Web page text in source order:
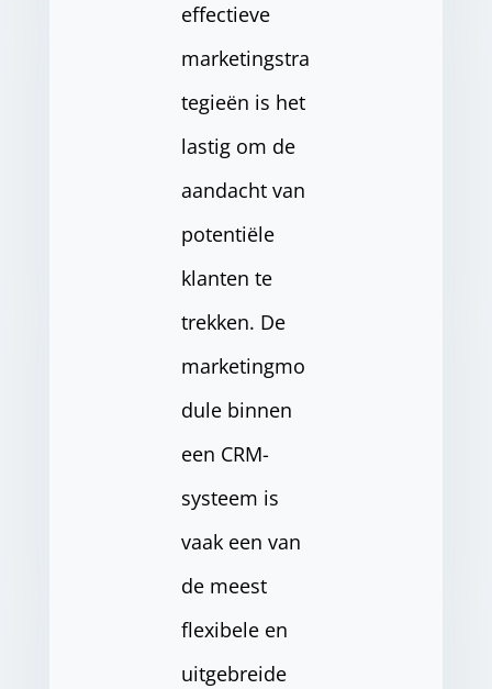
effectieve
marketingstra
tegieën is het
lastig om de
aandacht van
potentiële
klanten te
trekken. De
marketingmo
dule binnen
een CRM-
systeem is
vaak een van
de meest
flexibele en
uitgebreide